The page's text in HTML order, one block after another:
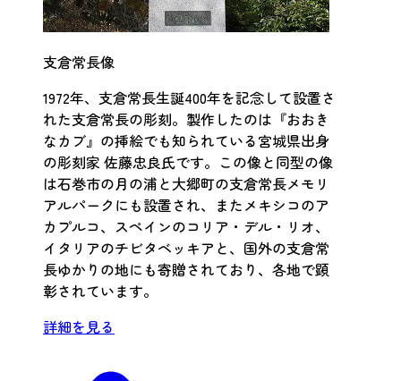
支倉常長像
1972年、支倉常長生誕400年を記念して設置さ
れた支倉常長の彫刻。製作したのは『おおき
なカブ』の挿絵でも知られている宮城県出身
の彫刻家 佐藤忠良氏です。この像と同型の像
は石巻市の月の浦と大郷町の支倉常長メモリ
アルパークにも設置され、またメキシコのア
カプルコ、スペインのコリア・デル・リオ、
イタリアのチビタベッキアと、国外の支倉常
長ゆかりの地にも寄贈されており、各地で顕
彰されています。
詳細を見る